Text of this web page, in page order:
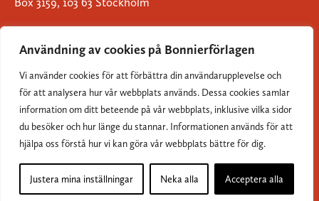
Användning av cookies på Bonnierförlagen
Vi använder cookies för att förbättra din användarupplevelse och
för att analysera hur vår webbplats används. Dessa cookies samlar
information om ditt beteende på vår webbplats, inklusive vilka sidor
du besöker och hur länge du stannar. Informationen används för att
hjälpa oss förstå hur vi kan göra vår webbplats bättre för dig.
Justera mina inställningar Neka alla Acceptera alla
Om Bonnierförlagen
Cookies
Integritetspolicy